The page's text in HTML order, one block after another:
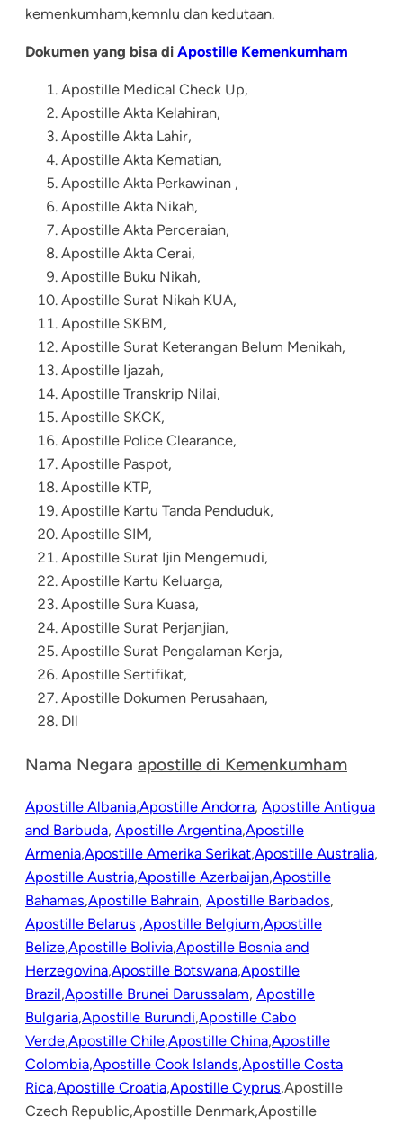
kemenkumham,kemnlu dan kedutaan.
Dokumen yang bisa di Apostille Kemenkumham
Apostille Medical Check Up,
Apostille Akta Kelahiran,
Apostille Akta Lahir,
Apostille Akta Kematian,
Apostille Akta Perkawinan ,
Apostille Akta Nikah,
Apostille Akta Perceraian,
Apostille Akta Cerai,
Apostille Buku Nikah,
Apostille Surat Nikah KUA,
Apostille SKBM,
Apostille Surat Keterangan Belum Menikah,
Apostille Ijazah,
Apostille Transkrip Nilai,
Apostille SKCK,
Apostille Police Clearance,
Apostille Paspot,
Apostille KTP,
Apostille Kartu Tanda Penduduk,
Apostille SIM,
Apostille Surat Ijin Mengemudi,
Apostille Kartu Keluarga,
Apostille Sura Kuasa,
Apostille Surat Perjanjian,
Apostille Surat Pengalaman Kerja,
Apostille Sertifikat,
Apostille Dokumen Perusahaan,
Dll
Nama Negara apostille di Kemenkumham
Apostille Albania,Apostille Andorra, Apostille Antigua
and Barbuda, Apostille Argentina,Apostille
Armenia,Apostille Amerika Serikat,Apostille Australia,
Apostille Austria,Apostille Azerbaijan,Apostille
Bahamas,Apostille Bahrain, Apostille Barbados,
Apostille Belarus ,Apostille Belgium,Apostille
Belize,Apostille Bolivia,Apostille Bosnia and
Herzegovina,Apostille Botswana,Apostille
Brazil,Apostille Brunei Darussalam, Apostille
Bulgaria,Apostille Burundi,Apostille Cabo
Verde,Apostille Chile,Apostille China,Apostille
Colombia,Apostille Cook Islands,Apostille Costa
Rica,Apostille Croatia,Apostille Cyprus,Apostille
Czech Republic,Apostille Denmark,Apostille